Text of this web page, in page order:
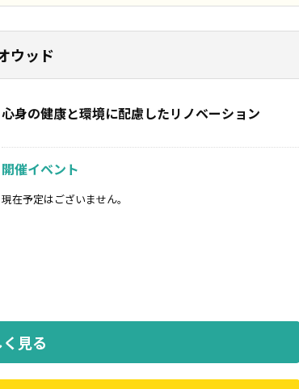
ウッド
心身の健康と環境に配慮したリノベーション
開催イベント
現在予定はございません。
見る